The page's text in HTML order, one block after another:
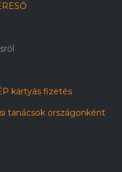
kártyás fizetés
tanácsok országonként